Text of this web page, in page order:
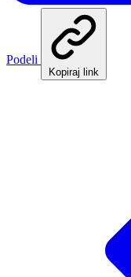
Podeli
Kopiraj link